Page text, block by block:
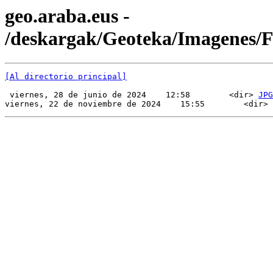
geo.araba.eus -
/deskargak/Geoteka/Imagenes/
[Al directorio principal]
viernes, 28 de junio de 2024    12:58        <dir> JPG
viernes, 22 de noviembre de 2024    15:55        <dir>